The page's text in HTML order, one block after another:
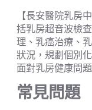
【長安醫院乳房
括乳房超音波檢
理、乳癌治療、
狀況，規劃個別
面對乳房健康問題
常見問題